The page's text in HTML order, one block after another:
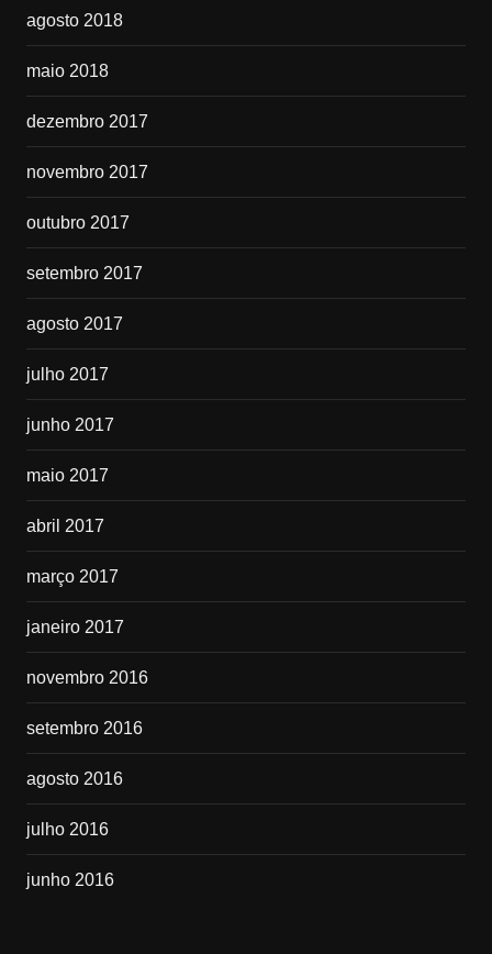
agosto 2018
maio 2018
dezembro 2017
novembro 2017
outubro 2017
setembro 2017
agosto 2017
julho 2017
junho 2017
maio 2017
abril 2017
março 2017
janeiro 2017
novembro 2016
setembro 2016
agosto 2016
julho 2016
junho 2016